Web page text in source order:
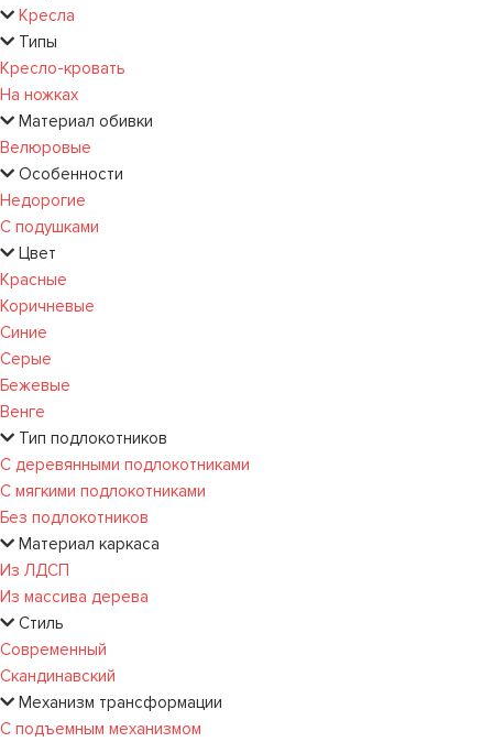
Кресла
Типы
Кресло-кровать
На ножках
Материал обивки
Велюровые
Особенности
Недорогие
С подушками
Цвет
Красные
Коричневые
Синие
Серые
Бежевые
Венге
Тип подлокотников
С деревянными подлокотниками
С мягкими подлокотниками
Без подлокотников
Материал каркаса
Из ЛДСП
Из массива дерева
Стиль
Современный
Скандинавский
Механизм трансформации
С подъемным механизмом